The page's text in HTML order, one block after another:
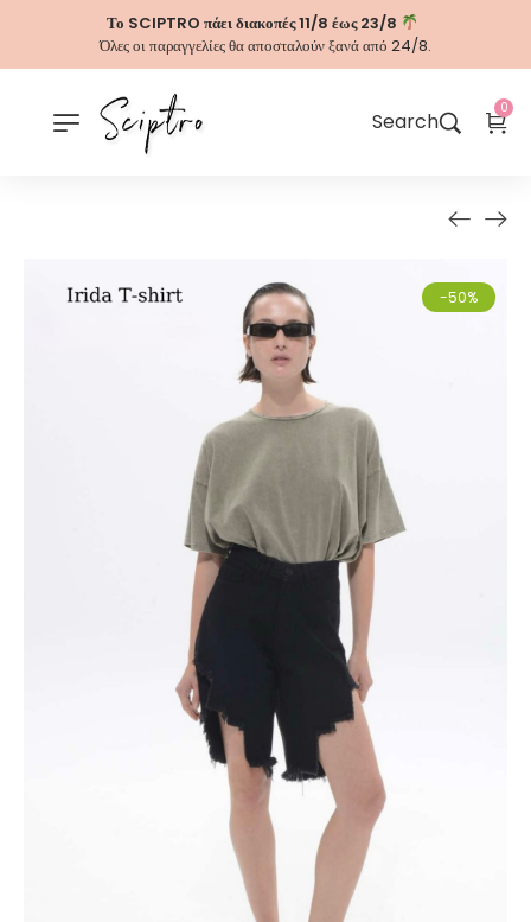
Το SCIPTRO πάει διακοπές 11/8 έως 23/8
Όλες οι παραγγελίες θα αποσταλούν ξανά από 24/8.
Search
0
-50%